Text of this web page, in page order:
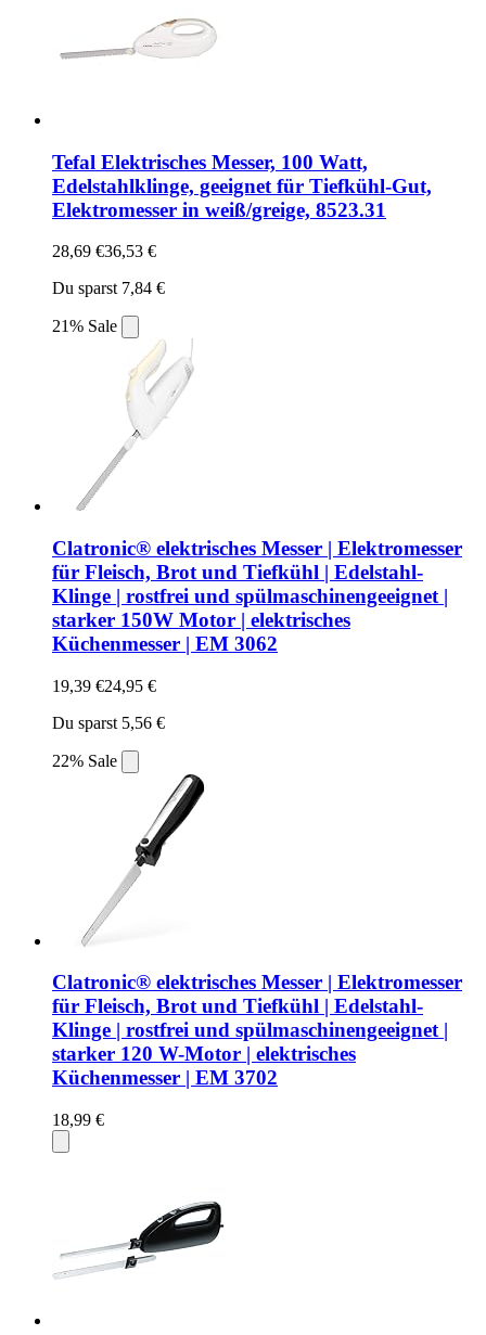
Tefal Elektrisches Messer, 100 Watt,
Edelstahlklinge, geeignet für Tiefkühl-Gut,
Elektromesser in weiß/greige, 8523.31
28,69 €36,53 €
Du sparst 7,84 €
21% Sale
Clatronic® elektrisches Messer | Elektromesser
für Fleisch, Brot und Tiefkühl | Edelstahl-
Klinge | rostfrei und spülmaschinengeeignet |
starker 150W Motor | elektrisches
Küchenmesser | EM 3062
19,39 €24,95 €
Du sparst 5,56 €
22% Sale
Clatronic® elektrisches Messer | Elektromesser
für Fleisch, Brot und Tiefkühl | Edelstahl-
Klinge | rostfrei und spülmaschinengeeignet |
starker 120 W-Motor | elektrisches
Küchenmesser | EM 3702
18,99 €